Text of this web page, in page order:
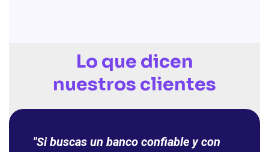
Lo que dicen
nuestros clientes
"Si buscas un banco confiable y con